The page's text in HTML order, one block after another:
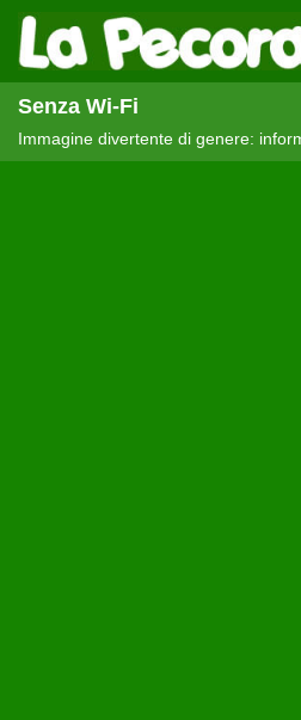
Senza Wi-Fi
Immagine divertente di genere: